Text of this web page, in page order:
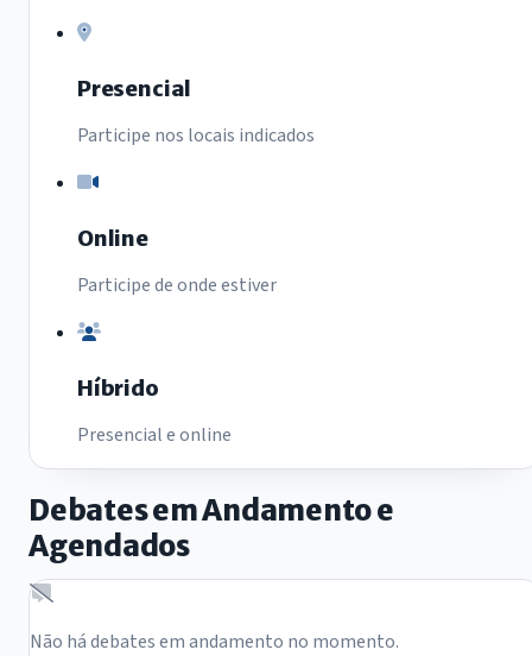
Presencial
Participe nos locais indicados
Online
Participe de onde estiver
Híbrido
Presencial e online
Debates em Andamento e
Agendados
Não há debates em andamento no momento.